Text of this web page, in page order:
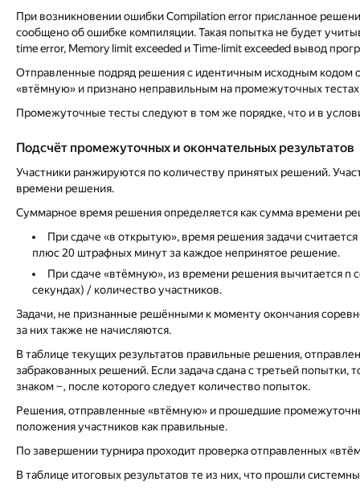
При возникновении ошибки Compilation error присланное
сообщено об ошибке компиляции. Такая попытка не будет
time error, Memory limit exceeded и Time-limit exceeded вывод
Отправленные подряд решения с идентичным исходным кодом
«втёмную» и признано неправильным на промежуточных
Промежуточные тесты следуют в том же порядке, что и в
Подсчёт промежуточных и окончательных результатов
Участники ранжируются по количеству принятых решений.
времени решения.
Суммарное время решения определяется как сумма времени
При сдаче «в открытую», время решения задачи
плюс 20 штрафных минут за каждое непринятое решение.
При сдаче «втёмную», из времени решения вычитается n
секундах) / количество участников.
Задачи, не признанные решёнными к моменту окончания
за них также не начисляются.
В таблице текущих результатов правильные решения,
забракованных решений. Если задача сдана с третьей попытки,
знаком −, после которого следует количество попыток.
Решения, отправленные «втёмную» и прошедшие
положения участников как правильные.
По завершении турнира проходит проверка отправленных
В таблице итоговых результатов те из них, что прошли